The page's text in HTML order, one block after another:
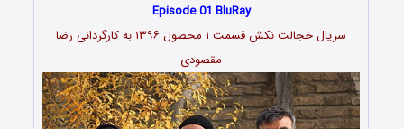
Episode 01 BluRay
سریال خجالت نکش قسمت ۱ محصول ۱۳۹۶ به کارگردانی رضا
مقصودی